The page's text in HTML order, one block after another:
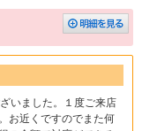
いました。１度ご来店
お近くですのでまた何